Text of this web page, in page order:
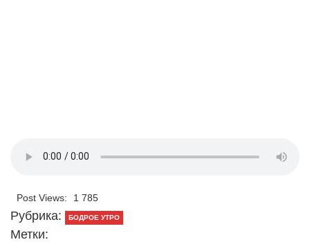
Post Views: 1 785
Рубрика: БОДРОЕ УТРО
Метки: